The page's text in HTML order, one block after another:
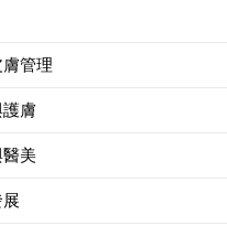
管理
膚
美